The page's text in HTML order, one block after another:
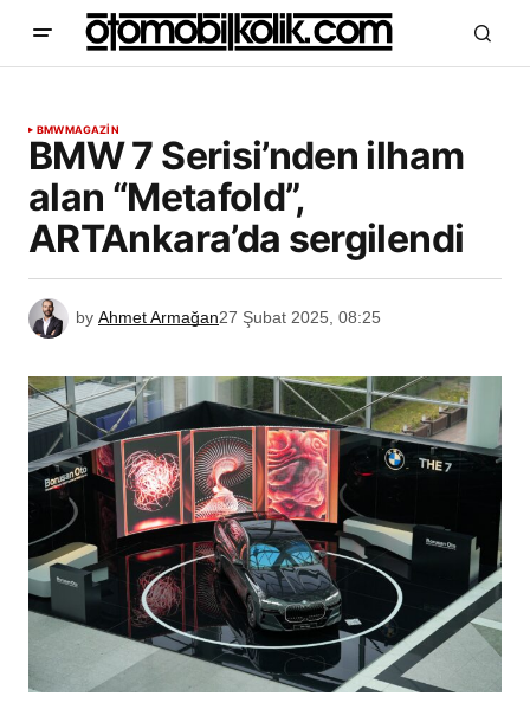
BMWMAGAZİN
BMW 7 Serisi’nden ilham
alan “Metafold”,
ARTAnkara’da sergilendi
by Ahmet Armağan27 Şubat 2025, 08:25